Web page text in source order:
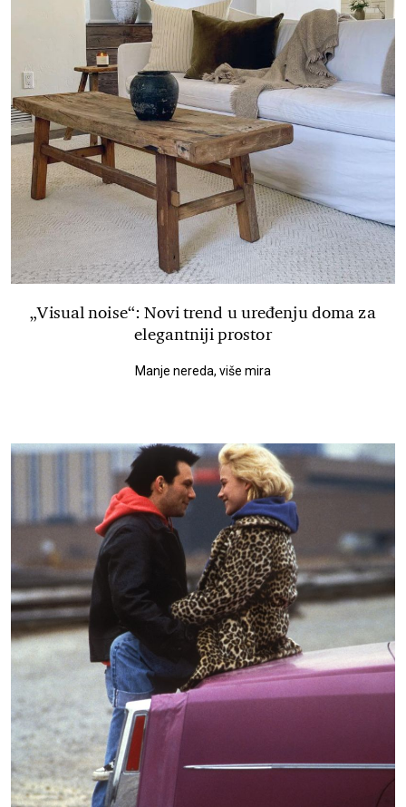
„Visual noise“: Novi trend u uređenju doma za
elegantniji prostor
Manje nereda, više mira